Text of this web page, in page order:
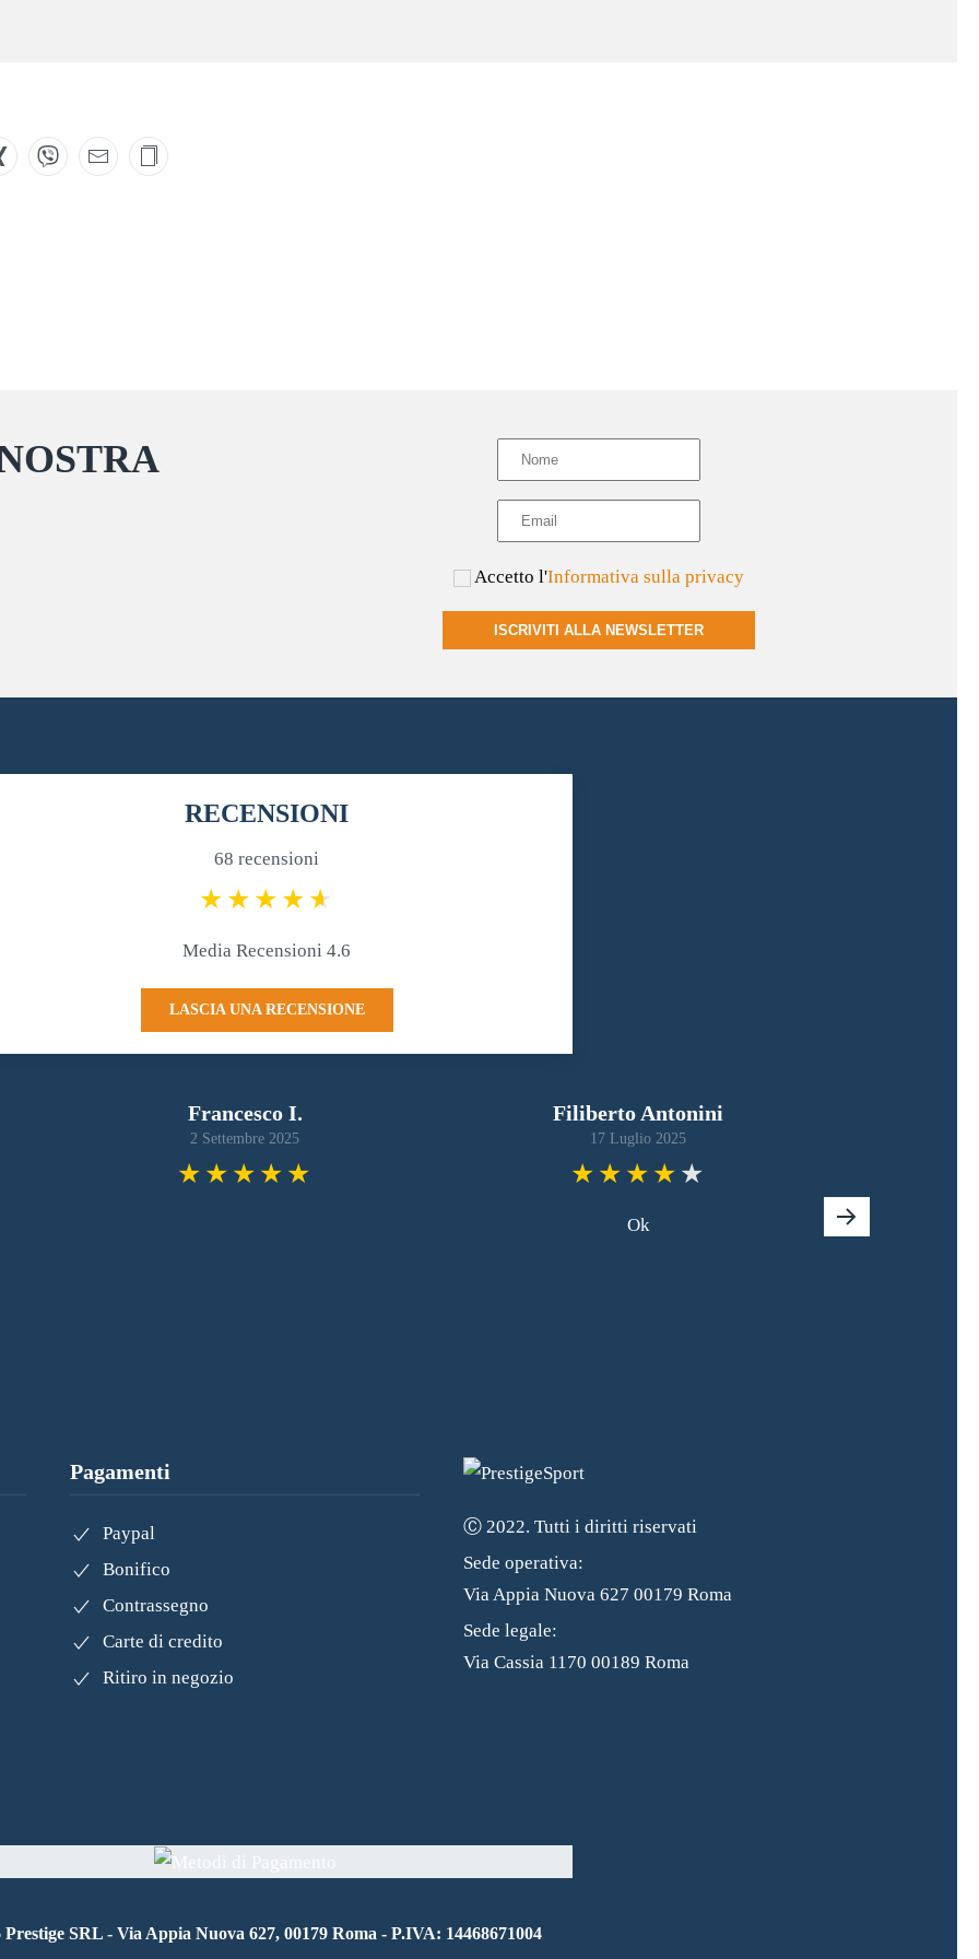
Accetto l'Informativa sulla privacy
ISCRIVITI ALLA NEWSLETTER
RECENSIONI
68 recensioni
Media Recensioni 4.6
LASCIA UNA RECENSIONE
Francesco I.
2 Settembre 2025
Filiberto Antonini
17 Luglio 2025
Ok
Pagamenti
Paypal
Bonifico
Contrassegno
Carte di credito
Ritiro in negozio
Ⓒ 2022. Tutti i diritti riservati
Sede operativa:
Via Appia Nuova 627 00179 Roma
Sede legale:
Via Cassia 1170 00189 Roma
Prestige SRL - Via Appia Nuova 627, 00179 Roma - P.IVA: 14468671004